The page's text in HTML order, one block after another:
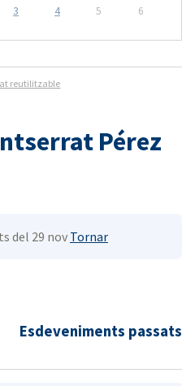
3 4 5 6
reutilitzable
Pérez
del 29 nov Tornar
Esdeveniments passats